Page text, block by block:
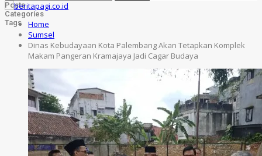
Posts
Categories
Tags
Home
Sumsel
Dinas Kebudayaan Kota Palembang Akan Tetapkan Komplek
Makam Pangeran Kramajaya Jadi Cagar Budaya